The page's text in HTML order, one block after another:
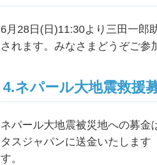
6月28日(日)11:30より三田一郎
されます。みなさまどうぞご参
4.ネパール大地震救援
ネパール大地震被災地への募金
タスジャパンに送金いたします
す。